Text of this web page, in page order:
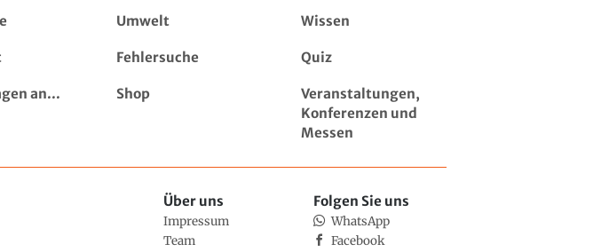
Umwelt Wissen
Fehlersuche Quiz
an... Shop
Veranstaltungen,
Konferenzen und
Messen
Über uns
Impressum
Team
Folgen Sie uns
WhatsApp
Facebook